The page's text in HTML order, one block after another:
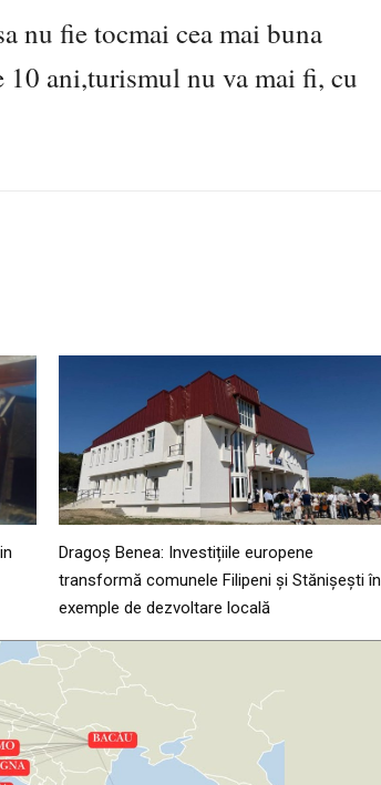
nu fie tocmai cea mai buna
10 ani,turismul nu va mai fi, cu
Dragoș Benea: Investițiile europene
transformă comunele Filipeni și Stănișești în
exemple de dezvoltare locală